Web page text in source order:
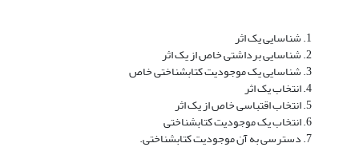
شناسایی یک اثر
شناسایی برداشتی خاص از یک اثر
شناسایی یک موجودیت کتابشناختی خاص
انتخاب یک اثر
انتخاب اقتباسی خاص از یک اثر
انتخاب یک موجودیت کتابشناختی
دسترسی به آن موجودیت کتابشناختی.